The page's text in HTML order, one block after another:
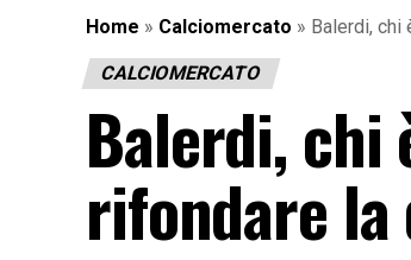
Home » Calciomercato » Balerdi, chi
CALCIOMERCATO
Balerdi, chi
rifondare la